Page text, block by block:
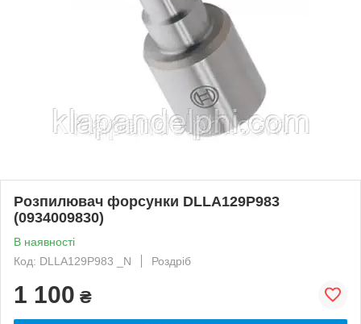
Розпилювач форсунки DLLA129P983
(0934009830)
В наявності
Код: DLLA129P983 _N
Роздріб
1 100 ₴